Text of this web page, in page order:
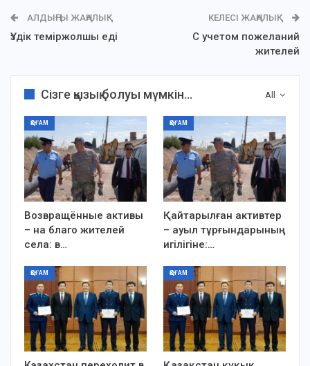
АЛДЫҢҒЫ ЖАҢАЛЫҚ
Үздік теміржолшы еді
КЕЛЕСІ ЖАҢАЛЫҚ
С учетом пожеланий
жителей
All
Сізге қызық болуы мүмкін...
ҚОҒАМ
Возвращённые активы
– на благо жителей
села: в…
ҚОҒАМ
Қайтарылған активтер
– ауыл тұрғындарының
игілігіне:…
ҚОҒАМ ҚОҒАМ